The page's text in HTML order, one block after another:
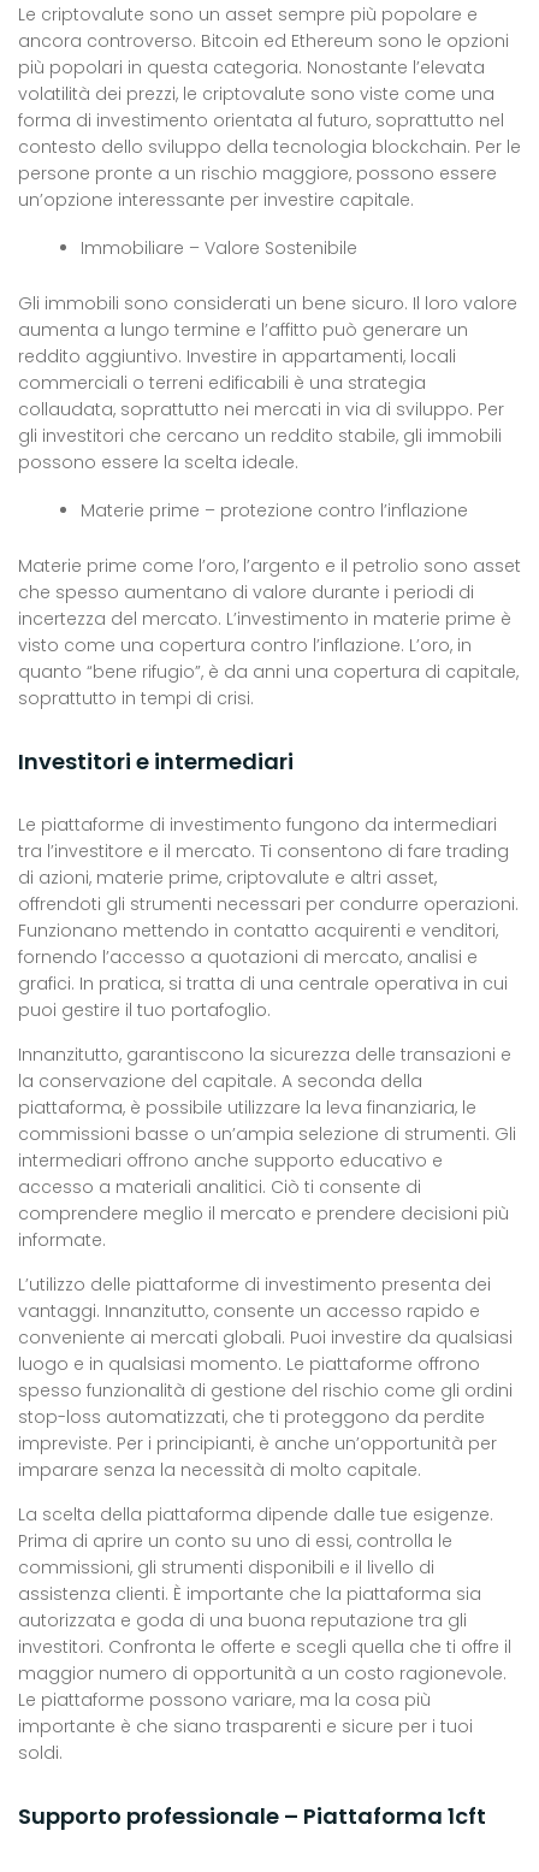
Le criptovalute sono un asset sempre più popolare e
ancora controverso. Bitcoin ed Ethereum sono le opzioni
più popolari in questa categoria. Nonostante l’elevata
volatilità dei prezzi, le criptovalute sono viste come una
forma di investimento orientata al futuro, soprattutto nel
contesto dello sviluppo della tecnologia blockchain. Per le
persone pronte a un rischio maggiore, possono essere
un’opzione interessante per investire capitale.
Immobiliare – Valore Sostenibile
Gli immobili sono considerati un bene sicuro. Il loro valore
aumenta a lungo termine e l’affitto può generare un
reddito aggiuntivo. Investire in appartamenti, locali
commerciali o terreni edificabili è una strategia
collaudata, soprattutto nei mercati in via di sviluppo. Per
gli investitori che cercano un reddito stabile, gli immobili
possono essere la scelta ideale.
Materie prime – protezione contro l’inflazione
Materie prime come l’oro, l’argento e il petrolio sono asset
che spesso aumentano di valore durante i periodi di
incertezza del mercato. L’investimento in materie prime è
visto come una copertura contro l’inflazione. L’oro, in
quanto “bene rifugio”, è da anni una copertura di capitale,
soprattutto in tempi di crisi.
Investitori e intermediari
Le piattaforme di investimento fungono da intermediari
tra l’investitore e il mercato. Ti consentono di fare trading
di azioni, materie prime, criptovalute e altri asset,
offrendoti gli strumenti necessari per condurre operazioni.
Funzionano mettendo in contatto acquirenti e venditori,
fornendo l’accesso a quotazioni di mercato, analisi e
grafici. In pratica, si tratta di una centrale operativa in cui
puoi gestire il tuo portafoglio.
Innanzitutto, garantiscono la sicurezza delle transazioni e
la conservazione del capitale. A seconda della
piattaforma, è possibile utilizzare la leva finanziaria, le
commissioni basse o un’ampia selezione di strumenti. Gli
intermediari offrono anche supporto educativo e
accesso a materiali analitici. Ciò ti consente di
comprendere meglio il mercato e prendere decisioni più
informate.
L’utilizzo delle piattaforme di investimento presenta dei
vantaggi. Innanzitutto, consente un accesso rapido e
conveniente ai mercati globali. Puoi investire da qualsiasi
luogo e in qualsiasi momento. Le piattaforme offrono
spesso funzionalità di gestione del rischio come gli ordini
stop-loss automatizzati, che ti proteggono da perdite
impreviste. Per i principianti, è anche un’opportunità per
imparare senza la necessità di molto capitale.
La scelta della piattaforma dipende dalle tue esigenze.
Prima di aprire un conto su uno di essi, controlla le
commissioni, gli strumenti disponibili e il livello di
assistenza clienti. È importante che la piattaforma sia
autorizzata e goda di una buona reputazione tra gli
investitori. Confronta le offerte e scegli quella che ti offre il
maggior numero di opportunità a un costo ragionevole.
Le piattaforme possono variare, ma la cosa più
importante è che siano trasparenti e sicure per i tuoi
soldi.
Supporto professionale – Piattaforma 1cft